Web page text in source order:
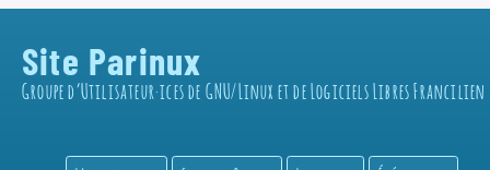
Site Parinux
Groupe d’Utilisateur·ices de GNU/Linux et de Logiciels Libres Francilien